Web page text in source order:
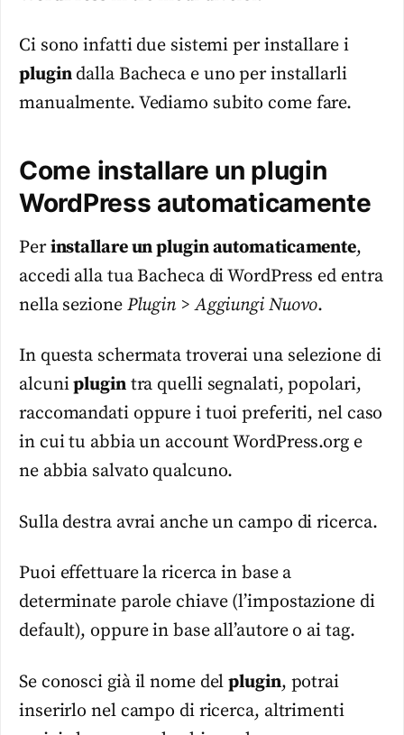
Ci sono infatti due sistemi per installare i
plugindalla Bacheca e uno per installarli
manualmente. Vediamo subito come fare.
Come installare un plugin
WordPress automaticamente
Perinstallare un plugin automaticamente,
accedi alla tua Bacheca di WordPress ed entra
nella sezione Plugin > Aggiungi Nuovo.
In questa schermata troverai una selezione di
alcuniplugintra quelli segnalati, popolari,
raccomandati oppure i tuoi preferiti, nel caso
in cui tu abbia un account WordPress.org e
ne abbia salvato qualcuno.
Sulla destra avrai anche un campo di ricerca.
Puoi effettuare la ricerca in base a
determinate parole chiave (l’impostazione di
default), oppure in base all’autore o ai tag.
Se conosci già il nome delplugin, potrai
inserirlo nel campo di ricerca, altrimenti